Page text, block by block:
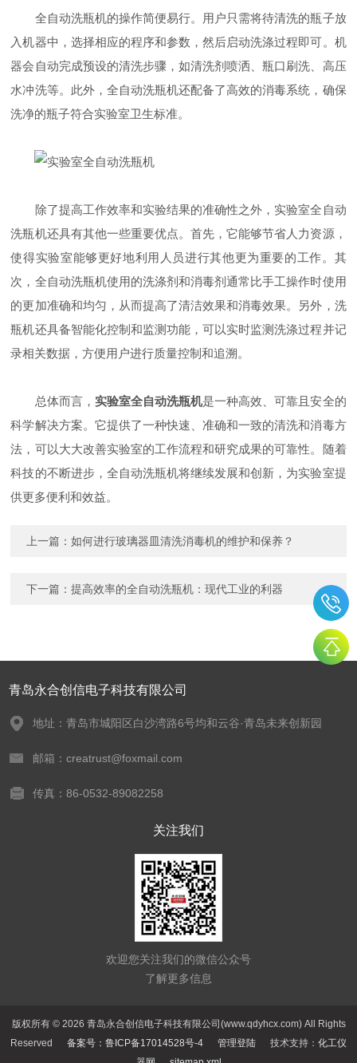
全自动洗瓶机的操作简便易行。用户只需将待清洗的瓶子放
入机器中，选择相应的程序和参数，然后启动洗涤过程即可。机
器会自动完成预设的清洗步骤，如清洗剂喷洒、瓶口刷洗、高压
水冲洗等。此外，全自动洗瓶机还配备了高效的消毒系统，确保
洗净的瓶子符合实验室卫生标准。
除了提高工作效率和实验结果的准确性之外，实验室全自动
洗瓶机还具有其他一些重要优点。首先，它能够节省人力资源，
使得实验室能够更好地利用人员进行其他更为重要的工作。其
次，全自动洗瓶机使用的洗涤剂和消毒剂通常比手工操作时使用
的更加准确和均匀，从而提高了清洁效果和消毒效果。另外，洗
瓶机还具备智能化控制和监测功能，可以实时监测洗涤过程并记
录相关数据，方便用户进行质量控制和追溯。
总体而言， 实验室全自动洗瓶机是一种高效、可靠且安全的
科学解决方案。它提供了一种快速、准确和一致的清洗和消毒方
法，可以大大改善实验室的工作流程和研究成果的可靠性。随着
科技的不断进步，全自动洗瓶机将继续发展和创新，为实验室提
供更多便利和效益。
上一篇：如何进行玻璃器皿清洗消毒机的维护和保养？
下一篇：提高效率的全自动洗瓶机：现代工业的利器
青岛永合创信电子科技有限公司
地址：青岛市城阳区白沙湾路6号均和云谷·青岛未来创新园
邮箱：creatrust@foxmail.com
传真：86-0532-89082258
关注我们
欢迎您关注我们的微信公众号
了解更多信息
版权所有 © 2026 青岛永合创信电子科技有限公司(www.qdyhcx.com) All Rights
Reserved 备案号：鲁ICP备17014528号-4 管理登陆 技术支持： 化工仪